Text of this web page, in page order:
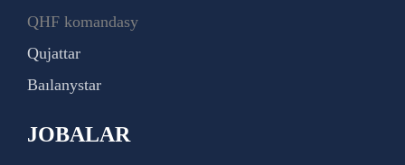
QHF komandasy
Qujattar
Baılanystar
JOBALAR